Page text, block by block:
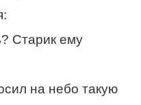
Старик ему
на небо такую